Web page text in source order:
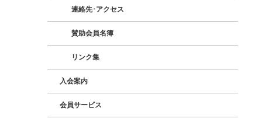
連絡先･アクセス
賛助会員名簿
リンク集
入会案内
会員サービス